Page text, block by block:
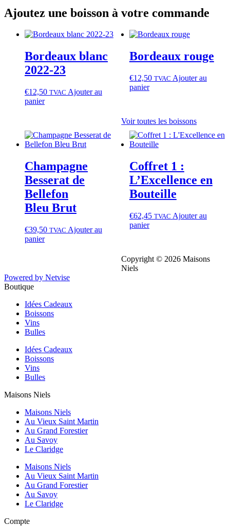
Ajoutez une boisson à votre commande
Bordeaux blanc
2022‑23
€12,50 TVAC Ajouter au
panier
Bordeaux rouge
€12,50 TVAC Ajouter au
panier
Champagne
Besserat de
Bellefon
Bleu Brut
€39,50 TVAC Ajouter au
panier
Coffret 1 :
L’Excellence en
Bouteille
€62,45 TVAC Ajouter au
panier
Voir toutes les boissons
Copyright © 2026 Maisons
Niels
Powered by Netvise
Boutique
Idées Cadeaux
Boissons
Vins
Bulles
Idées Cadeaux
Boissons
Vins
Bulles
Maisons Niels
Maisons Niels
Au Vieux Saint Martin
Au Grand Forestier
Au Savoy
Le Claridge
Maisons Niels
Au Vieux Saint Martin
Au Grand Forestier
Au Savoy
Le Claridge
Compte